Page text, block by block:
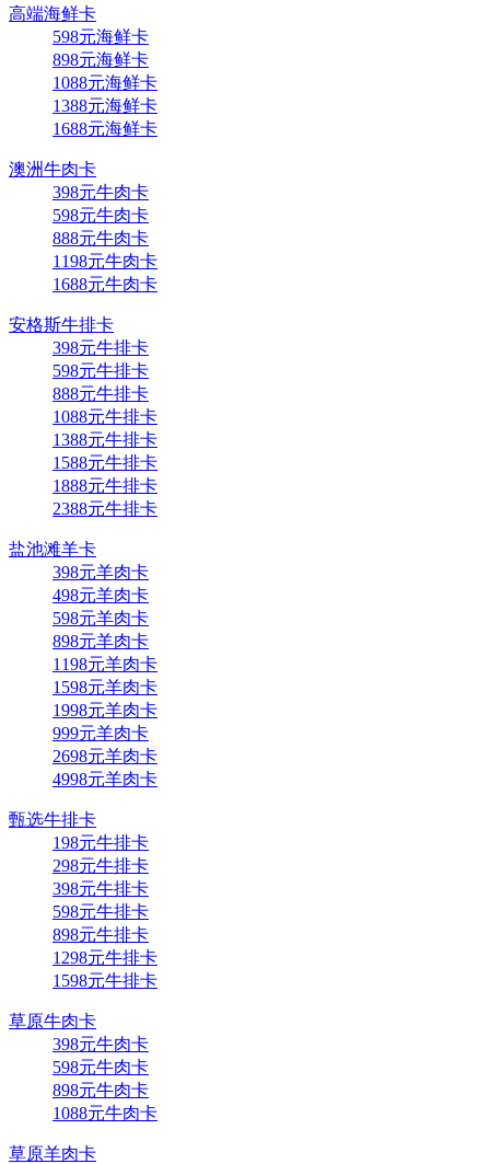
高端海鲜卡
598元海鲜卡
898元海鲜卡
1088元海鲜卡
1388元海鲜卡
1688元海鲜卡
澳洲牛肉卡
398元牛肉卡
598元牛肉卡
888元牛肉卡
1198元牛肉卡
1688元牛肉卡
安格斯牛排卡
398元牛排卡
598元牛排卡
888元牛排卡
1088元牛排卡
1388元牛排卡
1588元牛排卡
1888元牛排卡
2388元牛排卡
盐池滩羊卡
398元羊肉卡
498元羊肉卡
598元羊肉卡
898元羊肉卡
1198元羊肉卡
1598元羊肉卡
1998元羊肉卡
999元羊肉卡
2698元羊肉卡
4998元羊肉卡
甄选牛排卡
198元牛排卡
298元牛排卡
398元牛排卡
598元牛排卡
898元牛排卡
1298元牛排卡
1598元牛排卡
草原牛肉卡
398元牛肉卡
598元牛肉卡
898元牛肉卡
1088元牛肉卡
草原羊肉卡